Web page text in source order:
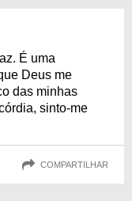
É uma
Deus me
das minhas
sinto-me
COMPARTILHAR